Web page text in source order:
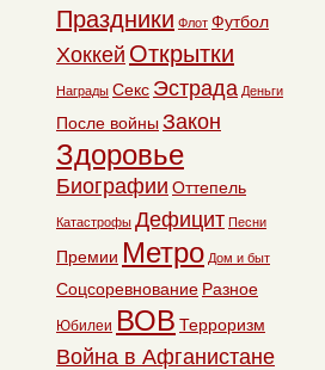
Праздники Флот Футбол
Хоккей Открытки
Награды Секс Эстрада Деньги
После войны Закон
Здоровье
Биографии Оттепель
Катастрофы Дефицит Песни
Премии Метро Дом и быт
Соцсоревнование Разное
Юбилеи ВОВ Терроризм
Война в Афганистане